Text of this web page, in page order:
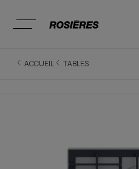
ACCUEIL TABLES